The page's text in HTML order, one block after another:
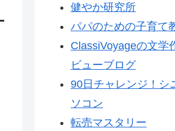
健やか研究所
パパのための子育て
ClassiVoyageの文学
ビューブログ
90日チャレンジ！シ
ソコン
転売マスタリー